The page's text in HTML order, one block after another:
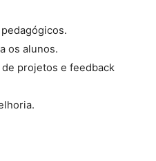
os alunos.
projetos e feedback